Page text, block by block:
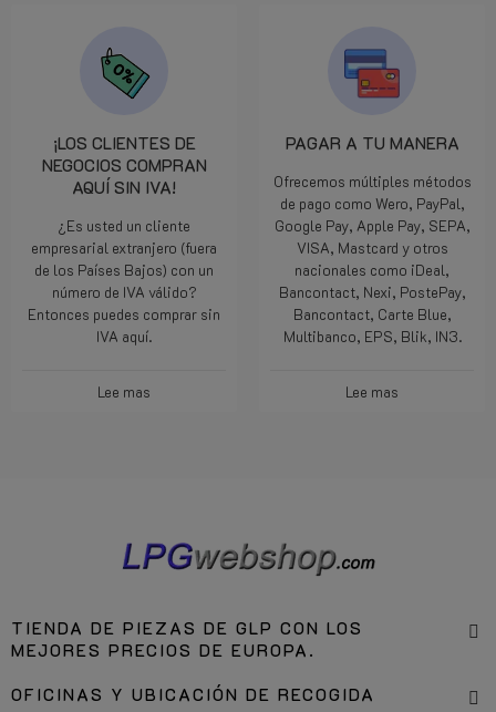
¡LOS CLIENTES DE
NEGOCIOS COMPRAN
AQUÍ SIN IVA!
¿Es usted un cliente
empresarial extranjero (fuera
de los Países Bajos) con un
número de IVA válido?
Entonces puedes comprar sin
IVA aquí.
Lee mas
PAGAR A TU MANERA
Ofrecemos múltiples métodos
de pago como Wero, PayPal,
Google Pay, Apple Pay, SEPA,
VISA, Mastcard y otros
nacionales como iDeal,
Bancontact, Nexi, PostePay,
Bancontact, Carte Blue,
Multibanco, EPS, Blik, IN3.
Lee mas
TIENDA DE PIEZAS DE GLP CON LOS
MEJORES PRECIOS DE EUROPA.
OFICINAS Y UBICACIÓN DE RECOGIDA